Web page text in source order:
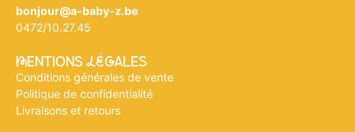
bonjour@a-baby-z.be
0472/10.27.45
mENTIONS légALES
Conditions générales de vente
Politique de confidentialité
Livraisons et retours